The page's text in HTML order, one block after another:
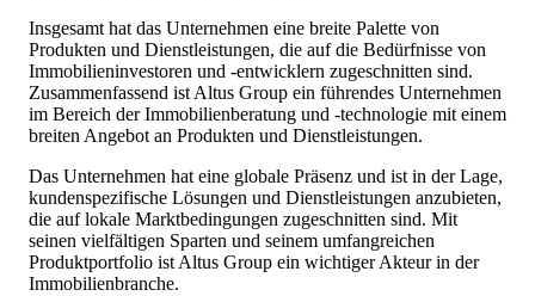
Insgesamt hat das Unternehmen eine breite Palette von
Produkten und Dienstleistungen, die auf die Bedürfnisse von
Immobilieninvestoren und -entwicklern zugeschnitten sind.
Zusammenfassend ist Altus Group ein führendes Unternehmen
im Bereich der Immobilienberatung und -technologie mit einem
breiten Angebot an Produkten und Dienstleistungen.
Das Unternehmen hat eine globale Präsenz und ist in der Lage,
kundenspezifische Lösungen und Dienstleistungen anzubieten,
die auf lokale Marktbedingungen zugeschnitten sind. Mit
seinen vielfältigen Sparten und seinem umfangreichen
Produktportfolio ist Altus Group ein wichtiger Akteur in der
Immobilienbranche.